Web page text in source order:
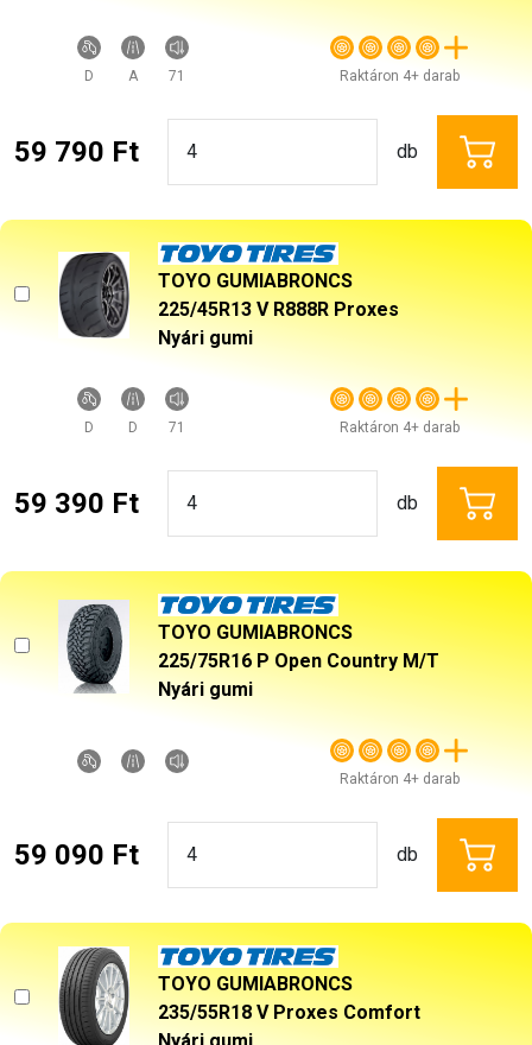
D A 71 Raktáron 4+ darab
59 790 Ft db
TOYO GUMIABRONCS
225/45R13 V R888R Proxes
Nyári gumi
D D 71 Raktáron 4+ darab
59 390 Ft db
TOYO GUMIABRONCS
225/75R16 P Open Country M/T
Nyári gumi
Raktáron 4+ darab
59 090 Ft db
TOYO GUMIABRONCS
235/55R18 V Proxes Comfort
Nyári gumi